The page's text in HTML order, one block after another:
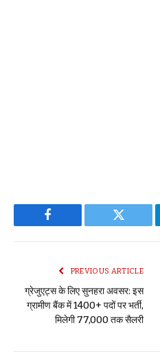
Facebook Twitter
PREVIOUS ARTICLE
ग्रेजुएट्स के लिए सुनहरा अवसर: इस
ग्रामीण बैंक में 1400+ पदों पर भर्ती,
मिलेगी 77,000 तक सैलरी